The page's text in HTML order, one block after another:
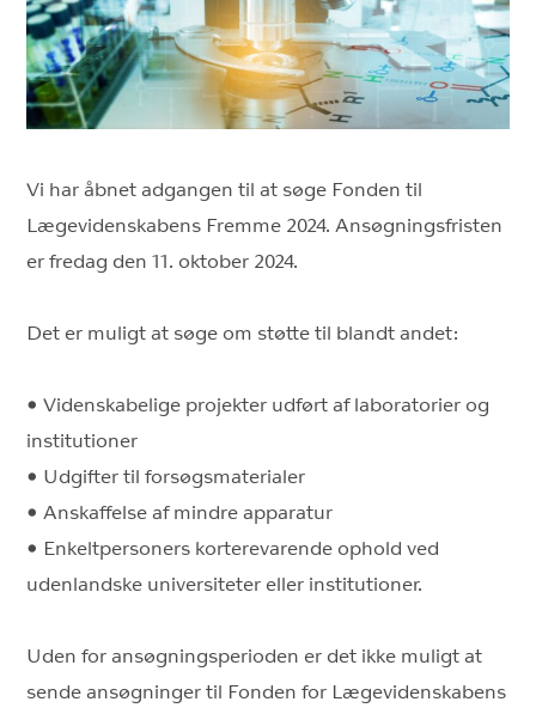
Vi har åbnet adgangen til at søge Fonden til
Lægevidenskabens Fremme 2024. Ansøgningsfristen
er fredag den 11. oktober 2024.
Det er muligt at søge om støtte til blandt andet:
• Videnskabelige projekter udført af laboratorier og
institutioner
• Udgifter til forsøgsmaterialer
• Anskaffelse af mindre apparatur
• Enkeltpersoners korterevarende ophold ved
udenlandske universiteter eller institutioner.
Uden for ansøgningsperioden er det ikke muligt at
sende ansøgninger til Fonden for Lægevidenskabens